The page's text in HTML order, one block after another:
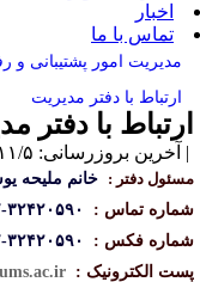
اخبار
تماس با ما
مدیریت امور پشتیبانی و
ارتباط با دفتر مدیریت
با دفتر
بروزرسانی: ۱۴۰۳/۱۱/۵ |
دفتر : خانم ملیحه
تماس : ۳۲۴۲۰۵۹۰-۰۱۷
فکس :۳۲۴۲۰۵۹۰-۰۱۷
الکترونیک :